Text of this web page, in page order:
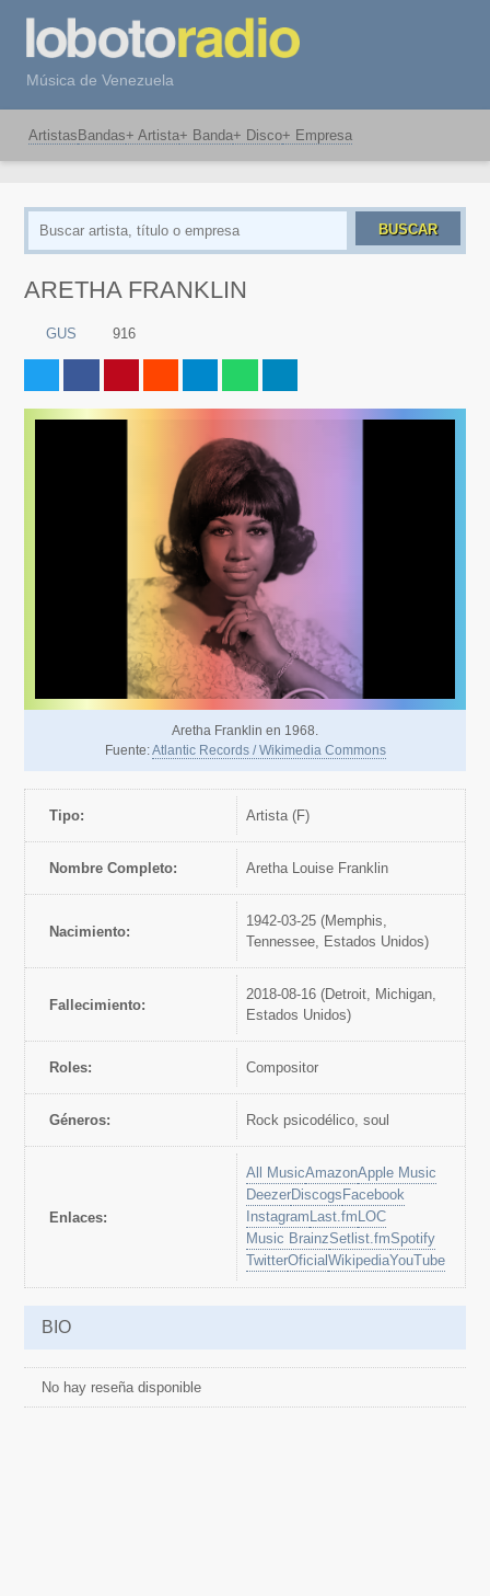
Música de Venezuela
Artistas Bandas+ Artista+ Banda+ Disco+ Empresa
BUSCAR
ARETHA FRANKLIN
GUS 916
Aretha Franklin en 1968.
Fuente:Atlantic Records / Wikimedia Commons
Tipo: artista (F)
Nombre Completo: Aretha Louise Franklin
Nacimiento:
1942-03-25 (Memphis,
Tennessee, Estados Unidos)
Fallecimiento:
2018-08-16 (Detroit, Michigan,
Estados Unidos)
Roles: Compositor
Géneros: rock psicodélico, soul
Enlaces:
All MusicAmazonApple Music
DeezerDiscogs Facebook
Instagram Last.fm LOC
Music BrainzSetlist.fmSpotify
TwitterOficialWikipediaYouTube
BIO
No hay reseña disponible